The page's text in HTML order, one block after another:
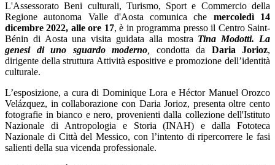
L'Assessorato Beni culturali, Turismo, Sport e Commercio della
Regione autonoma Valle d'Aosta comunica che mercoledì 14
dicembre 2022, alle ore 17, è in programma presso il Centro Saint-
Bénin di Aosta una visita guidata alla mostra Tina Modotti. La
genesi di uno sguardo moderno
condotta da Daria Jorioz,
dirigente della struttura Attività espositive e promozione dell’identità
culturale.
L’esposizione, a cura di Dominique Lora e Héctor Manuel Orozco
Velázquez, in collaborazione con Daria Jorioz, presenta oltre cento
fotografie in bianco e nero, provenienti dalla collezione dell'Istituto
Nazionale di Antropologia e Storia (INAH) e dalla Fototeca
Nazionale di Città del Messico, con l’intento di ripercorrere le fasi
salienti della sua vicenda professionale.